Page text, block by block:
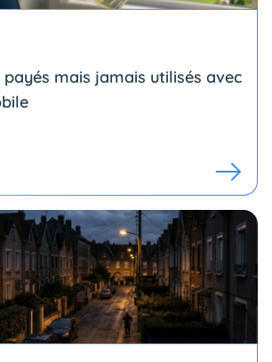
payés mais jamais utilisés avec